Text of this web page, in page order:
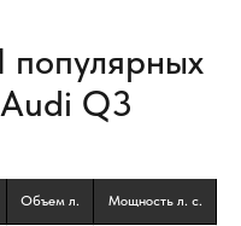
Q3
Объем л. Мощность л. с.